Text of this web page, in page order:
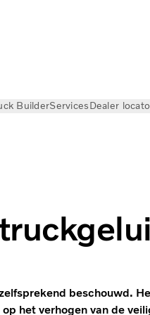
BuilderServicesDealer
beschouwd.
het verhogen van de